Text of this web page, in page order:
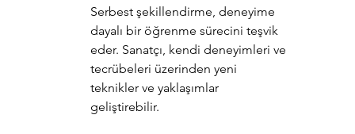
Serbest şekillendirme, deneyime
dayalı bir öğrenme sürecini teşvik
eder. Sanatçı, kendi deneyimleri ve
tecrübeleri üzerinden yeni
teknikler ve yaklaşımlar
geliştirebilir.